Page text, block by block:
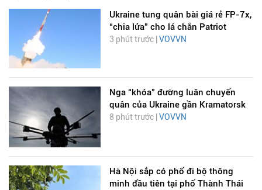
Ukraine tung quân bài giá rẻ FP-7x,
“chia lửa” cho lá chắn Patriot
3 phút trước | VOVVN
Nga “khóa” đường luân chuyển
quân của Ukraine gần Kramatorsk
8 phút trước | VOVVN
Hà Nội sắp có phố đi bộ thông
minh đầu tiên tại phố Thành Thái